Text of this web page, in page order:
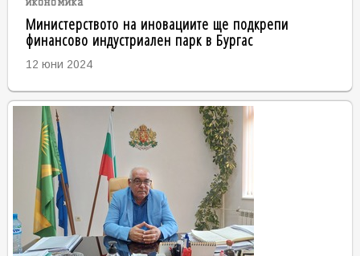
Министерството на иновациите ще подкрепи
финансово индустриален парк в Бургас
12 юни 2024